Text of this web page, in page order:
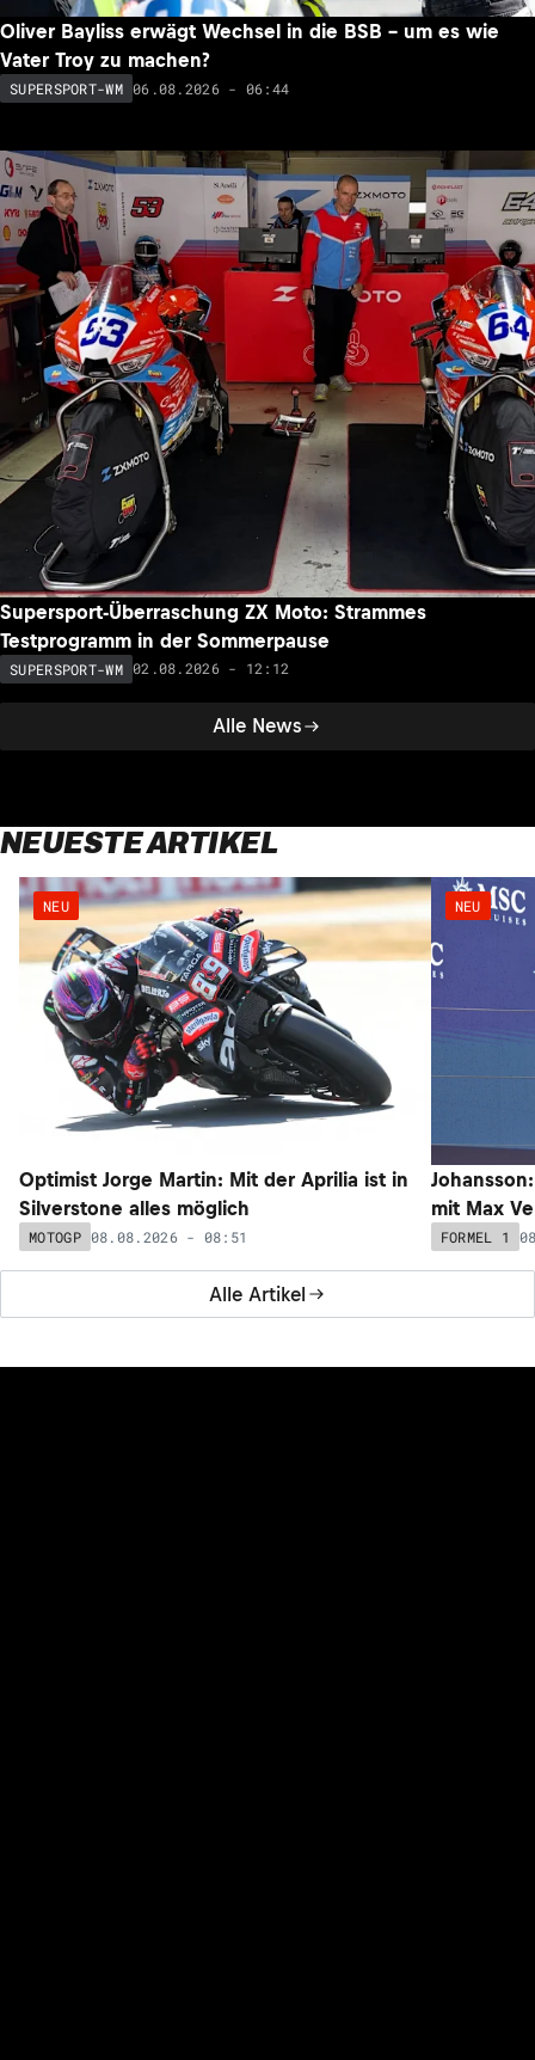
Alle News
Oliver Bayliss erwägt Wechsel in die BSB – um es wie
Vater Troy zu machen?
SUPERSPORT-WM 06.08.2026 - 06:44
Supersport-Überraschung ZX Moto: Strammes
Testprogramm in der Sommerpause
SUPERSPORT-WM 02.08.2026 - 12:12
NEUESTE ARTIKEL
Alle Artikel
NEU
Optimist Jorge Martin: Mit der Aprilia ist in
Silverstone alles möglich
MOTOGP 08.08.2026 - 08:51
NEU
mit Max
FORMEL 1